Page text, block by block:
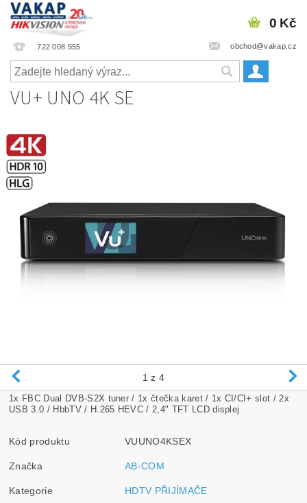
722 008 555 obchod@vakap.cz
0 Kč
VU+ UNO 4K SE
1 z 4
1x FBC Dual DVB-S2X tuner / 1x čtečka karet / 1x CI/CI+ slot / 2x
USB 3.0 / HbbTV / H.265 HEVC / 2,4" TFT LCD displej
Kód produktu VUUNO4KSEX
Značka AB-COM
Kategorie HDTV PŘIJÍMAČE